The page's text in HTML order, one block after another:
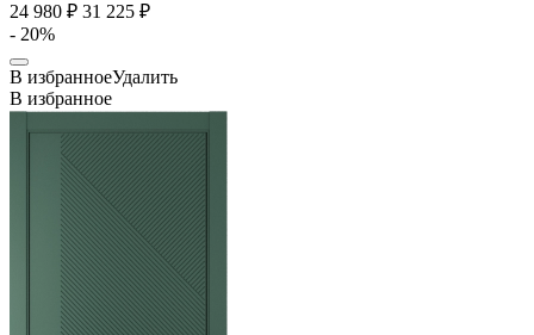
24 980 ₽ 31 225 ₽
- 20%
В избранноеУдалить
В избранное